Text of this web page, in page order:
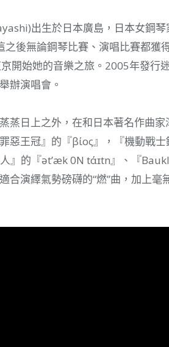
出生於日本廣島，日本女鋼琴
後無論鋼琴比賽、演唱比賽都獲
開始她的音樂之旅。2005年發行
辦演唱會。
蒸日上之外，在和日本著名作曲
惡王冠』的『βίος』，『機動戰
』的『ət’æk 0N tάɪtn』、『
合演繹氣勢磅礴的“燃”曲，加上